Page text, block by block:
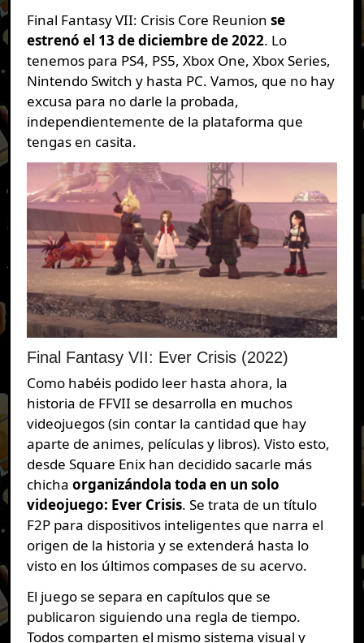
Final Fantasy VII: Crisis Core Reunion se
estrenó el 13 de diciembre de 2022. Lo
tenemos para PS4, PS5, Xbox One, Xbox Series,
Nintendo Switch y hasta PC. Vamos, que no hay
excusa para no darle la probada,
independientemente de la plataforma que
tengas en casita.
Final Fantasy VII: Ever Crisis (2022)
Como habéis podido leer hasta ahora, la
historia de FFVII se desarrolla en muchos
videojuegos (sin contar la cantidad que hay
aparte de animes, películas y libros). Visto esto,
desde Square Enix han decidido sacarle más
chicha organizándola toda en un solo
videojuego: Ever Crisis. Se trata de un título
F2P para dispositivos inteligentes que narra el
origen de la historia y se extenderá hasta lo
visto en los últimos compases de su acervo.
El juego se separa en capítulos que se
publicaron siguiendo una regla de tiempo.
Todos comparten el mismo sistema visual y